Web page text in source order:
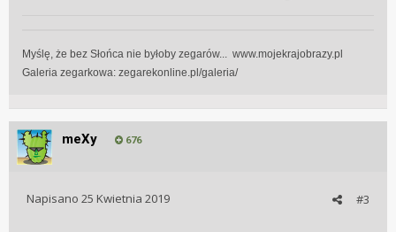
Myślę, że bez Słońca nie byłoby zegarów... www.mojekrajobrazy.pl
Galeria zegarkowa: zegarekonline.pl/galeria/
meXy 676
#3
Napisano 25 Kwietnia 2019